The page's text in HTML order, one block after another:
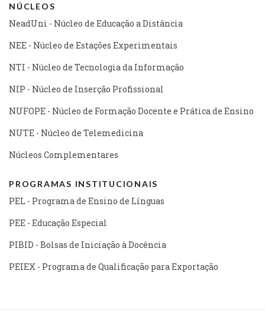
NÚCLEOS
NeadUni - Núcleo de Educação a Distância
NEE - Núcleo de Estações Experimentais
NTI - Núcleo de Tecnologia da Informação
NIP - Núcleo de Inserção Profissional
NUFOPE - Núcleo de Formação Docente e Prática de Ensino
NUTE - Núcleo de Telemedicina
Núcleos Complementares
PROGRAMAS INSTITUCIONAIS
PEL - Programa de Ensino de Línguas
PEE - Educação Especial
PIBID - Bolsas de Iniciação à Docência
PEIEX - Programa de Qualificação para Exportação